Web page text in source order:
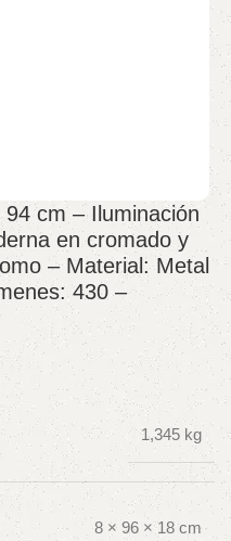
cm – Iluminación
en cromado y
– Material: Metal
430 –
1,345 kg
8 × 96 × 18 cm